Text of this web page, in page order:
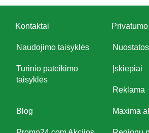
Kontaktai
Naudojimo taisyklės
Turinio pateikimo
taisyklės
Įskiepiai
Reklama
Blog Maxima